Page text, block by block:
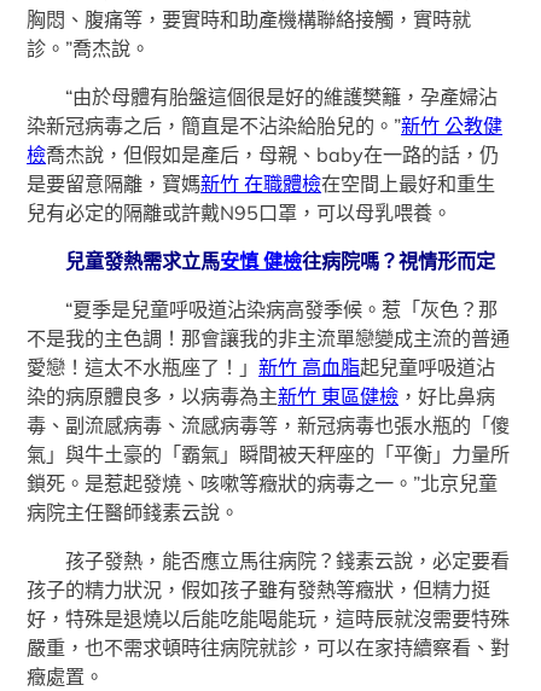
胸悶、腹痛等，要實時和助產機構聯絡接觸，實時就
診。”喬杰說。
“由於母體有胎盤這個很是好的維護樊籬，孕產婦沾
染新冠病毒之后，簡直是不沾染給胎兒的。”新竹 公教健
檢喬杰說，但假如是產后，母親、baby在一路的話，仍
是要留意隔離，寶媽新竹 在職體檢在空間上最好和重生
兒有必定的隔離或許戴N95口罩，可以母乳喂養。
兒童發熱需求立馬安慎 健檢往病院嗎？視情形而定
“夏季是兒童呼吸道沾染病高發季候。惹「灰色？那
不是我的主色調！那會讓我的非主流單戀變成主流的普通
愛戀！這太不水瓶座了！」新竹 高血脂起兒童呼吸道沾
染的病原體良多，以病毒為主新竹 東區健檢 ，好比鼻病
毒、副流感病毒、流感病毒等，新冠病毒也張水瓶的「傻
氣」與牛土豪的「霸氣」瞬間被天秤座的「平衡」力量所
鎖死。是惹起發燒、咳嗽等癥狀的病毒之一。”北京兒童
病院主任醫師錢素云說。
孩子發熱，能否應立馬往病院？錢素云說，必定要看
孩子的精力狀況，假如孩子雖有發熱等癥狀，但精力挺
好，特殊是退燒以后能吃能喝能玩，這時辰就沒需要特殊
嚴重，也不需求頓時往病院就診，可以在家持續察看、對
癥處置。